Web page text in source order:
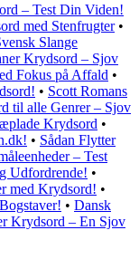
– Test Din Viden!
med Stenfrugter•
Slange
Krydsord – Sjov
Fokus på Affald •
• Scott Romans
til alle Genrer – Sjov
Krydsord •
• Sådan Flytter
– Test
Udfordrende! •
med Krydsord! •
• Dansk
Krydsord – En Sjov